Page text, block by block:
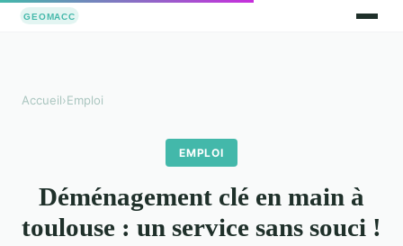
Accueil›Emploi
EMPLOI
Déménagement clé en main à
toulouse : un service sans souci !